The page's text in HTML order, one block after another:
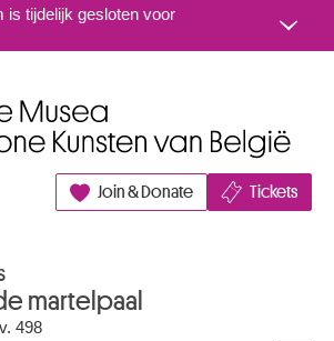
Naar inhoud
is tijdelijk gesloten voor
Join & Donate Tickets
martelpaal
498